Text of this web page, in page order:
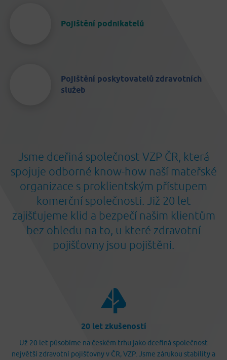
Pojištění podnikatelů
Pojištění poskytovatelů zdravotních
služeb
Jsme dceřiná společnost VZP ČR, která
spojuje odborné know-how naší mateřské
organizace s proklientským přístupem
komerční společnosti. Již 20 let
zajišťujeme klid a bezpečí našim klientům
bez ohledu na to, u které zdravotní
pojišťovny jsou pojištěni.
20 let zkušeností
Už 20 let působíme na českém trhu jako dceřiná společnost
největší zdravotní pojišťovny v ČR, VZP. Jsme zárukou stability a